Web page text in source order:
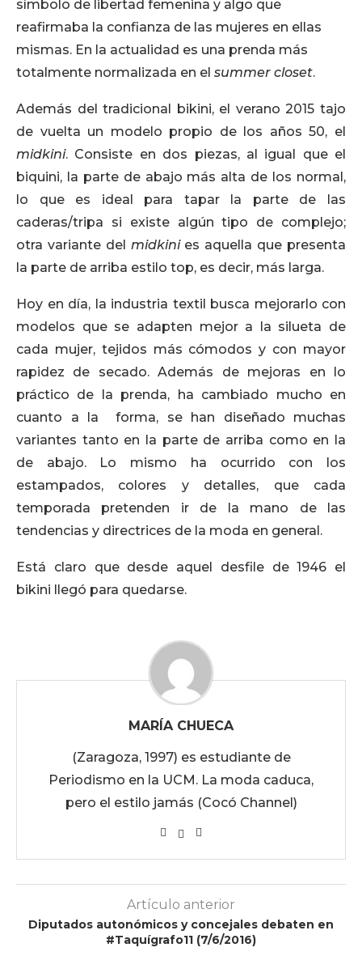
símbolo de libertad femenina y algo que
reafirmaba la confianza de las mujeres en ellas
mismas. En la actualidad es una prenda más
totalmente normalizada en el summer closet.
Además del tradicional bikini, el verano 2015 tajo
de vuelta un modelo propio de los años 50, el
midkini. Consiste en dos piezas, al igual que el
biquini, la parte de abajo más alta de los normal,
lo que es ideal para tapar la parte de las
caderas/tripa si existe algún tipo de complejo;
otra variante del midkini es aquella que presenta
la parte de arriba estilo top, es decir, más larga.
Hoy en día, la industria textil busca mejorarlo con
modelos que se adapten mejor a la silueta de
cada mujer, tejidos más cómodos y con mayor
rapidez de secado. Además de mejoras en lo
práctico de la prenda, ha cambiado mucho en
cuanto a la forma, se han diseñado muchas
variantes tanto en la parte de arriba como en la
de abajo. Lo mismo ha ocurrido con los
estampados, colores y detalles, que cada
temporada pretenden ir de la mano de las
tendencias y directrices de la moda en general.
Está claro que desde aquel desfile de 1946 el
bikini llegó para quedarse.
MARÍA CHUECA
(Zaragoza, 1997) es estudiante de
Periodismo en la UCM. La moda caduca,
pero el estilo jamás (Cocó Channel)
Artículo anterior
Diputados autonómicos y concejales debaten en
#Taquígrafo11 (7/6/2016)